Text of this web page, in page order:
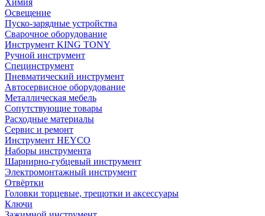
Химия
Освещение
Пуско-зарядные устройства
Сварочное оборудование
Инструмент KING TONY
Ручной инструмент
Специнструмент
Пневматический инструмент
Автосервисное оборудование
Металлическая мебель
Сопутствующие товары
Расходные материалы
Сервис и ремонт
Инструмент HEYCO
Наборы инструмента
Шарнирно-губцевый инструмент
Электромонтажный инструмент
Отвёртки
Головки торцевые, трещотки и аксессуары
Ключи